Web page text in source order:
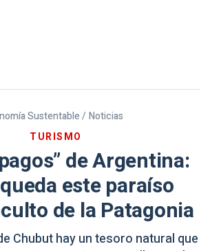
Sustentable / Noticias
TURISMO
de Argentina:
este paraíso
de la Patagonia
Chubut hay un tesoro natural que